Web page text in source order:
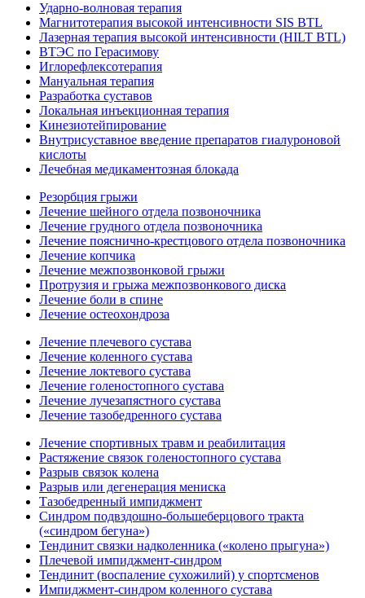
Ударно-волновая терапия
Магнитотерапия высокой интенсивности SIS BTL
Лазерная терапия высокой интенсивности (HILT BTL)
ВТЭС по Герасимову
Иглорефлексотерапия
Мануальная терапия
Разработка суставов
Локальная инъекционная терапия
Кинезиотейпирование
Внутрисуставное введение препаратов гиалуроновой
кислоты
Лечебная медикаментозная блокада
Резорбция грыжи
Лечение шейного отдела позвоночника
Лечение грудного отдела позвоночника
Лечение пояснично-крестцового отдела позвоночника
Лечение копчика
Лечение межпозвонковой грыжи
Протрузия и грыжа межпозвонкового диска
Лечение боли в спине
Лечение остеохондроза
Лечение плечевого сустава
Лечение коленного сустава
Лечение локтевого сустава
Лечение голеностопного сустава
Лечение лучезапястного сустава
Лечение тазобедренного сустава
Лечение спортивных травм и реабилитация
Растяжение связок голеностопного сустава
Разрыв связок колена
Разрыв или дегенерация мениска
Тазобедренный импиджмент
Синдром подвздошно-большеберцового тракта
(«синдром бегуна»)
Тендинит связки надколенника («колено прыгуна»)
Плечевой импиджмент-синдром
Тендинит (воспаление сухожилий) у спортсменов
Импиджмент-синдром коленного сустава